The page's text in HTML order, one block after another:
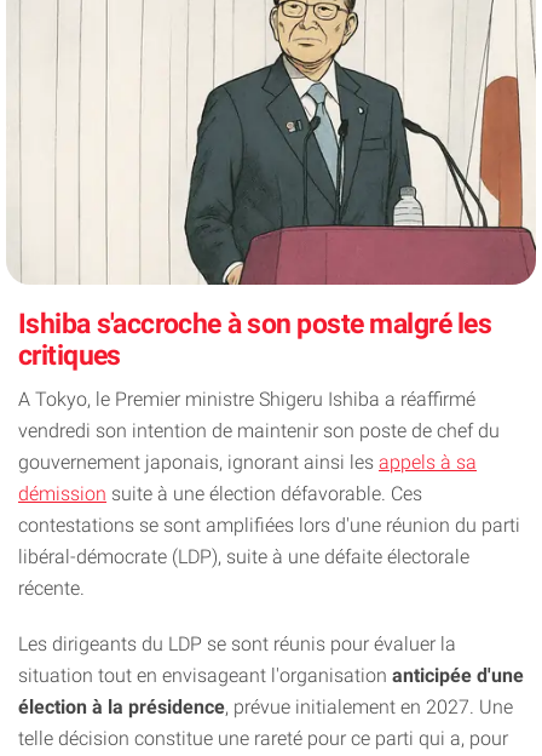
Ishiba s'accroche à son poste malgré les
critiques
A Tokyo, le Premier ministre Shigeru Ishiba a réaffirmé
vendredi son intention de maintenir son poste de chef du
gouvernement japonais, ignorant ainsi les appels à sa
démission suite à une élection défavorable. Ces
contestations se sont amplifiées lors d'une réunion du parti
libéral-démocrate (LDP), suite à une défaite électorale
récente.
Les dirigeants du LDP se sont réunis pour évaluer la
situation tout en envisageant l'organisation anticipée d'une
élection à la présidence, prévue initialement en 2027. Une
telle décision constitue une rareté pour ce parti qui a, pour